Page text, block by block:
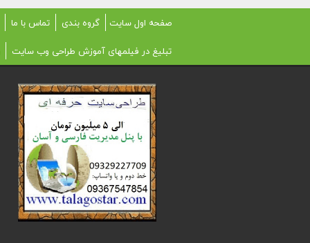
صفحه اول سایت گروه بندی تماس با ما
تبلیغ در فیلمهای آموزش طراحی وب سایت